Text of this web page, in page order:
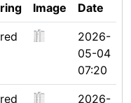
Image Date
2026-
05-04
07:20
2026-